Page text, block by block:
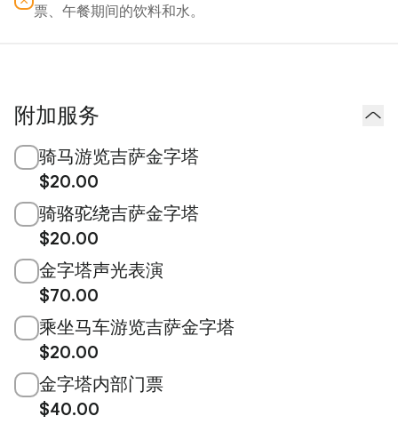
票、午餐期间的饮料和水。
附加服务
骑马游览吉萨金字塔
$20.00
骑骆驼绕吉萨金字塔
$20.00
金字塔声光表演
$70.00
乘坐马车游览吉萨金字塔
$20.00
金字塔内部门票
$40.00